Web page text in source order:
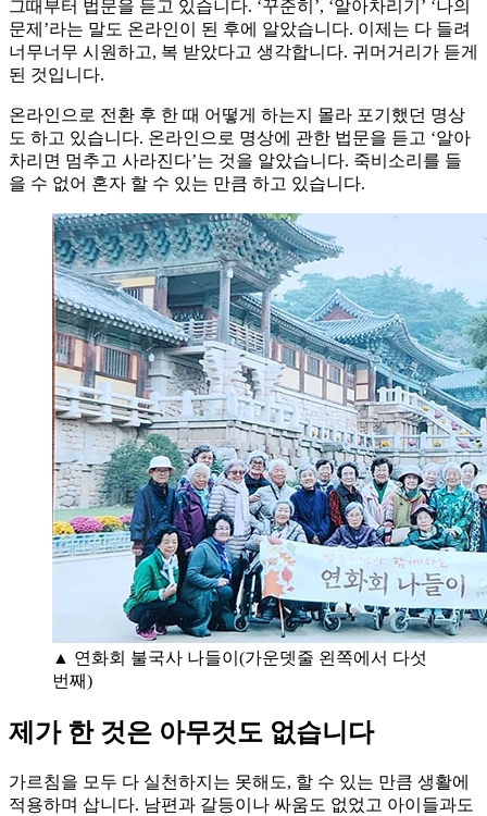
그때부터 법문을 듣고 있습니다. ‘꾸준히’, ‘알아차리기’ ‘나의
문제’라는 말도 온라인이 된 후에 알았습니다. 이제는 다 들려
너무너무 시원하고, 복 받았다고 생각합니다. 귀머거리가 듣게
된 것입니다.
온라인으로 전환 후 한 때 어떻게 하는지 몰라 포기했던 명상
도 하고 있습니다. 온라인으로 명상에 관한 법문을 듣고 ‘알아
차리면 멈추고 사라진다’는 것을 알았습니다. 죽비소리를 들
을 수 없어 혼자 할 수 있는 만큼 하고 있습니다.
▲ 연화회 불국사 나들이(가운뎃줄 왼쪽에서 다섯
번째)
제가 한 것은 아무것도 없습니다
가르침을 모두 다 실천하지는 못해도, 할 수 있는 만큼 생활에
적용하며 삽니다. 남편과 갈등이나 싸움도 없었고 아이들과도